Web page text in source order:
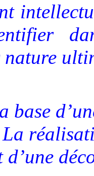
base
La
d’une